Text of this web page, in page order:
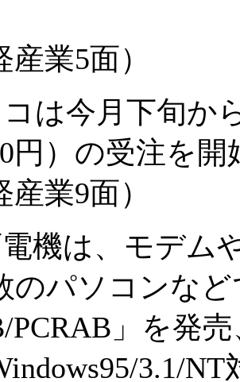
産業5面）
は今月下旬か
円）の受注を
産業9面）
機は、モデム
のパソコンな
PCRAB」を発
3.1/